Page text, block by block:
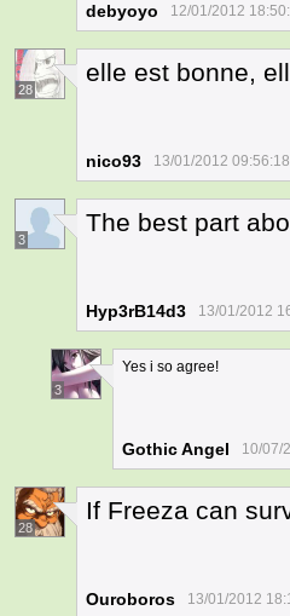
debyoyo 12/01/2012
28
elle est bonne,
nico93 13/01/2012 09:56:18
3
The best part
Hyp3rB14d3 13/01/2012
3
Yes i so agree!
Gothic Angel 10/07/
28
If Freeza can
Ouroboros 13/01/2012